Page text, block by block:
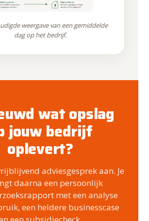
Batterij opladen
Sla overschot op wanneer
terugleveren niet kan.
Batterij ontladen
Gebruik opgeslagen energie
wanneer je het nodig hebt.
weergave van een gemiddelde
dag op het bedrijf.
wat opslag
jouw bedrijf
oplevert?
adviesgesprek aan. Je
daarna een persoonlijk
met een analyse
een heldere businesscase